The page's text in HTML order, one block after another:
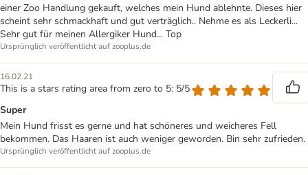
einer Zoo Handlung gekauft, welches mein Hund ablehnte. Dieses hier
scheint sehr schmackhaft und gut verträglich.. Nehme es als Leckerli...
Sehr gut für meinen Allergiker Hund... Top
Ursprünglich veröffentlicht auf zooplus.de
16.02.21
This is a stars rating area from zero to 5: 5/5
Super
Mein Hund frisst es gerne und hat schöneres und weicheres Fell
bekommen. Das Haaren ist auch weniger geworden. Bin sehr zufrieden.
Ursprünglich veröffentlicht auf zooplus.de